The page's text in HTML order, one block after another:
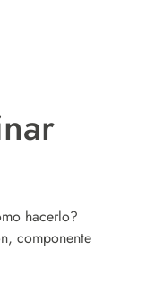
hacerlo?
componente